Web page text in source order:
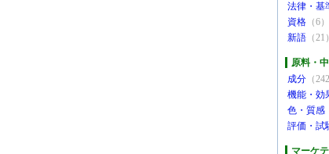
法律・基
資格 （6）
新語 （21）
原料・
成分 （
機能・効
色・質感
評価・試
マーケ